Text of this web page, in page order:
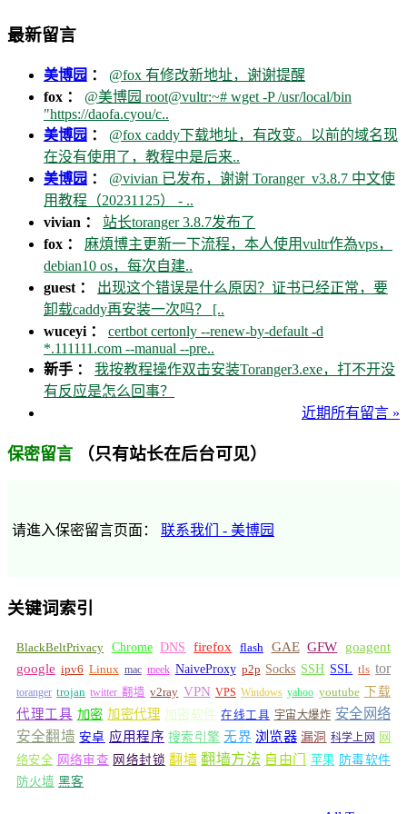
最新留言
美博园 ： @fox 有修改新地址，谢谢提醒
fox ： @美博园 root@vultr:~# wget -P /usr/local/bin
"https://daofa.cyou/c..
美博园 ： @fox caddy下载地址，有改变。以前的域名现
在没有使用了，教程中是后来..
美博园 ： @vivian 已发布，谢谢 Toranger_v3.8.7 中文使
用教程（20231125） - ..
vivian ： 站长toranger 3.8.7发布了
fox ： 麻煩博主更新一下流程，本人使用vultr作為vps，
debian10 os，每次自建..
guest ： 出现这个错误是什么原因？证书已经正常，要
卸载caddy再安装一次吗？ [..
wuceyi ： certbot certonly --renew-by-default -d
*.111111.com --manual --pre..
新手 ： 我按教程操作双击安装Toranger3.exe，打不开没
有反应是怎么回事？
近期所有留言 »
保密留言 （只有站长在后台可见）
请進入保密留言页面： 联系我们 - 美博园
关键词索引
BlackBeltPrivacy Chrome DNS firefox flash GAE GFW
goagent
google ipv6 Linux mac meek NaiveProxy p2p Socks SSH SSL tls tor
toranger trojan twitter 翻墙 v2ray VPN VPS Windows yahoo youtube 下载
代理工具 加密 加密代理 加密软件 在线工具 宇宙大爆炸 安全网络
安全翻墙 安卓 应用程序 搜索引擎 无界 浏览器 漏洞 科学上网 网
络安全 网络审查 网络封锁 翻墙 翻墙方法 自由门 苹果 防毒软件
防火墙 黑客